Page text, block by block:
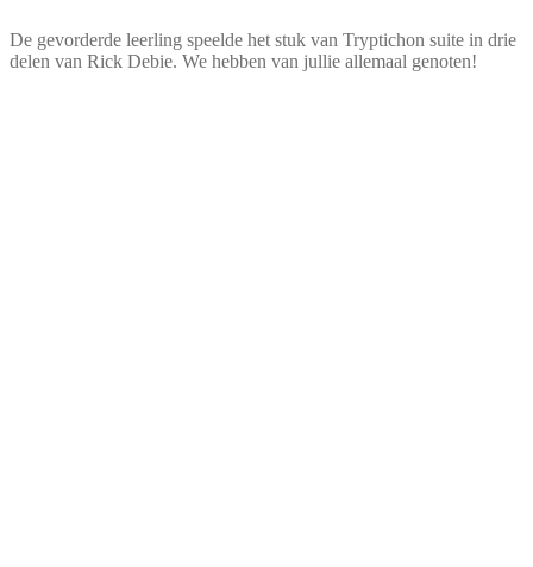
De gevorderde leerling speelde het stuk van Tryptichon suite in drie
delen van Rick Debie. We hebben van jullie allemaal genoten!